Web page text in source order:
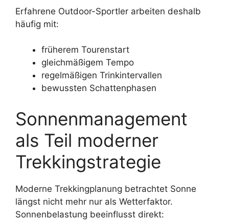
Erfahrene Outdoor-Sportler arbeiten deshalb
häufig mit:
früherem Tourenstart
gleichmäßigem Tempo
regelmäßigen Trinkintervallen
bewussten Schattenphasen
Sonnenmanagement
als Teil moderner
Trekkingstrategie
Moderne Trekkingplanung betrachtet Sonne
längst nicht mehr nur als Wetterfaktor.
Sonnenbelastung beeinflusst direkt: